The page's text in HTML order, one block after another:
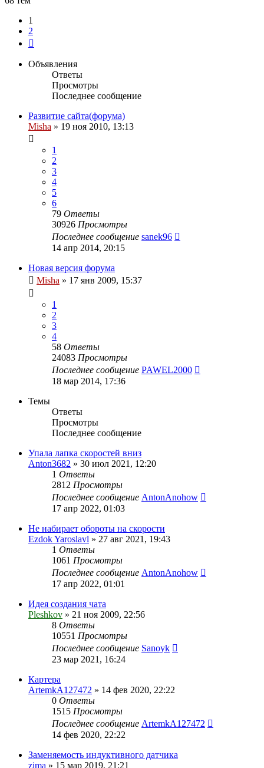
1
2
Объявления
Ответы
Просмотры
Последнее сообщение
Развитие сайта(форума)
Misha » 19 ноя 2010, 13:13
1
2
3
4
5
6
79 Ответы
30926 Просмотры
Последнее сообщение sanek96
14 апр 2014, 20:15
Новая версия форума
Misha » 17 янв 2009, 15:37
1
2
3
4
58 Ответы
24083 Просмотры
Последнее сообщение PAWEL2000
18 мар 2014, 17:36
Темы
Ответы
Просмотры
Последнее сообщение
Упала лапка скоростей вниз
Anton3682 » 30 июл 2021, 12:20
1 Ответы
2812 Просмотры
Последнее сообщение AntonAnohow
17 апр 2022, 01:03
Не набирает обороты на скорости
Ezdok Yaroslavl » 27 авг 2021, 19:43
1 Ответы
1061 Просмотры
Последнее сообщение AntonAnohow
17 апр 2022, 01:01
Идея создания чата
Pleshkov » 21 ноя 2009, 22:56
8 Ответы
10551 Просмотры
Последнее сообщение Sanoyk
23 мар 2021, 16:24
Картера
ArtemkA127472 » 14 фев 2020, 22:22
0 Ответы
1515 Просмотры
Последнее сообщение ArtemkA127472
14 фев 2020, 22:22
Заменяемость индуктивного датчика
zima » 15 мар 2019, 21:21